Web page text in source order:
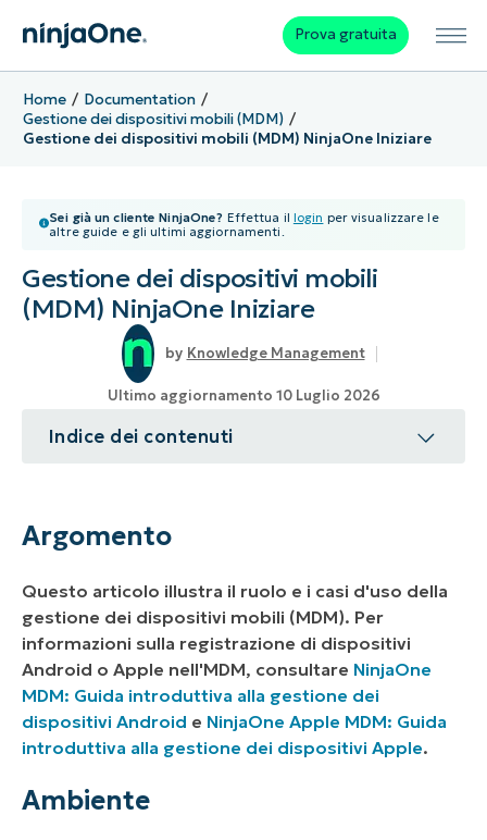
Prova gratuita
Home
Documentation
Gestione dei dispositivi mobili (MDM)
Gestione dei dispositivi mobili (MDM) NinjaOne Iniziare
Sei già un cliente NinjaOne? Effettua il login per visualizzare le
altre guide e gli ultimi aggiornamenti.
Gestione dei dispositivi mobili
(MDM) NinjaOne Iniziare
Knowledge Management
Ultimo aggiornamento 10 Luglio 2026
Indice dei contenuti
Ambiente
Risorse aggiuntive
Argomento
Questo articolo illustra il ruolo e i casi d'uso della
gestione dei dispositivi mobili (MDM). Per
informazioni sulla registrazione di dispositivi
Android o Apple nell'MDM, consultare NinjaOne
MDM: Guida introduttiva alla gestione dei
dispositivi Android e NinjaOne Apple MDM: Guida
introduttiva alla gestione dei dispositivi Apple.
Ambiente